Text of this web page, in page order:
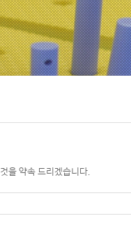
을 약속 드리겠습니다.